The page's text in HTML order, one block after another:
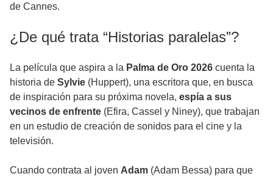
de Cannes.
¿De qué trata “Historias paralelas”?
La película que aspira a la Palma de Oro 2026 cuenta la
historia de Sylvie (Huppert), una escritora que, en busca
de inspiración para su próxima novela, espía a sus
vecinos de enfrente (Efira, Cassel y Niney), que trabajan
en un estudio de creación de sonidos para el cine y la
televisión.
Cuando contrata al joven Adam (Adam Bessa) para que